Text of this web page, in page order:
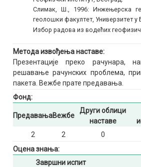
Слимак, Ш., 1996: Инжењерска
геолошки факултет, Универзитет у
Избор радова из водећих
Метода извођења наставе:
Презентације преко рачунара,
решавање рачунских проблема,
пакета. Вежбе прате предавања.
Фонд:
ПредавањаВежбе
Други облици
наставе
2
2 0
Оцена знања:
Завршни испит